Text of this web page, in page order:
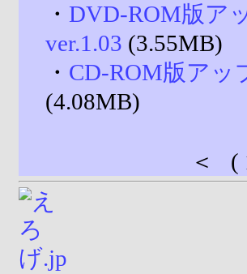
・ DVD-ROM版ア
ver.1.03 (3.55MB)
・ CD-ROM版アッ
(4.08MB)
＜ (